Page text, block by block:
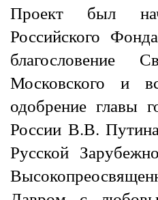
Проект был
Российского
благословение
Московского и
одобрение главы
России В.В.
Русской